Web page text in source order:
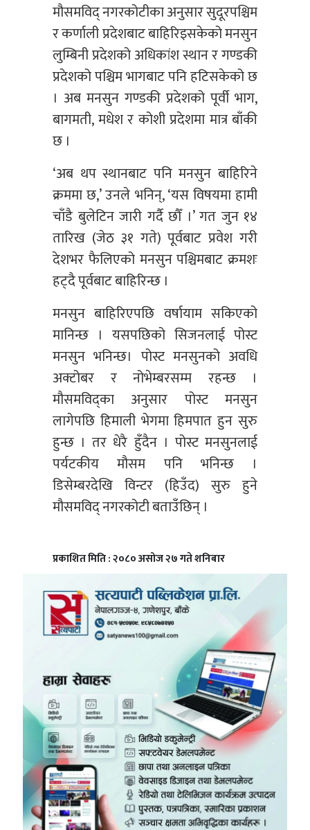
मौसमविद् नगरकोटीका अनुसार सुदूरपश्चिम
र कर्णाली प्रदेशबाट बाहिरिइसकेको मनसुन
लुम्बिनी प्रदेशको अधिकांश स्थान र गण्डकी
प्रदेशको पश्चिम भागबाट पनि हटिसकेको छ
। अब मनसुन गण्डकी प्रदेशको पूर्वी भाग,
बागमती, मधेश र कोशी प्रदेशमा मात्र बाँकी
छ ।
‘अब थप स्थानबाट पनि मनसुन बाहिरिने
क्रममा छ,’ उनले भनिन्, ‘यस विषयमा हामी
चाँडै बुलेटिन जारी गर्दै छौँ ।’ गत जुन १४
तारिख (जेठ ३१ गते) पूर्वबाट प्रवेश गरी
देशभर फैलिएको मनसुन पश्चिमबाट क्रमशः
हट्दै पूर्वबाट बाहिरिन्छ ।
मनसुन बाहिरिएपछि वर्षायाम सकिएको
मानिन्छ । यसपछिको सिजनलाई पोस्ट
मनसुन भनिन्छ। पोस्ट मनसुनको अवधि
अक्टोबर र नोभेम्बरसम्म रहन्छ ।
मौसमविद्का अनुसार पोस्ट मनसुन
लागेपछि हिमाली भेगमा हिमपात हुन सुरु
हुन्छ । तर धेरै हुँदैन । पोस्ट मनसुनलाई
पर्यटकीय मौसम पनि भनिन्छ ।
डिसेम्बरदेखि विन्टर (हिउँद) सुरु हुने
मौसमविद् नगरकोटी बताउँछिन् ।
प्रकाशित मिति : २०८० असोज २७ गते शनिबार